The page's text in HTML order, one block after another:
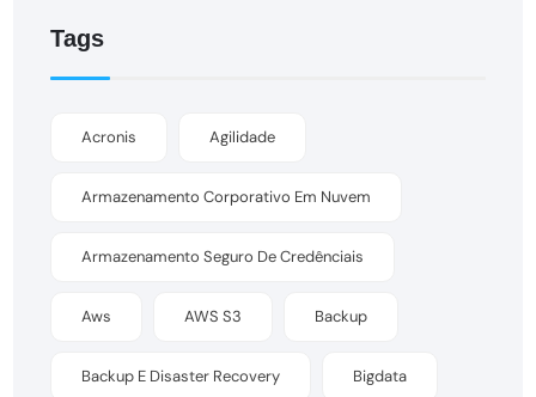
Tags
Acronis Agilidade
Armazenamento Corporativo Em Nuvem
Armazenamento Seguro De Credênciais
Aws AWS S3 Backup
Backup E Disaster Recovery Bigdata